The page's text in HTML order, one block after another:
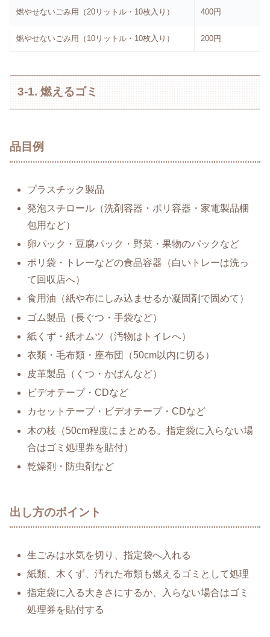
燃やせないごみ用（20リットル・10枚入り） 400円
燃やせないごみ用（10リットル・10枚入り） 200円
3-1. 燃えるゴミ
品目例
プラスチック製品
発泡スチロール（洗剤容器・ポリ容器・家電製品梱
包用など）
卵パック・豆腐パック・野菜・果物のパックなど
ポリ袋・トレーなどの食品容器（白いトレーは洗っ
て回収店へ）
食用油（紙や布にしみ込ませるか凝固剤で固めて）
ゴム製品（長ぐつ・手袋など）
紙くず・紙オムツ（汚物はトイレへ）
衣類・毛布類・座布団（50cm以内に切る）
皮革製品（くつ・かばんなど）
ビデオテープ・CDなど
カセットテープ・ビデオテープ・CDなど
木の枝（50cm程度にまとめる。指定袋に入らない場
合はゴミ処理券を貼付）
乾燥剤・防虫剤など
出し方のポイント
生ごみは水気を切り、指定袋へ入れる
紙類、木くず、汚れた布類も燃えるゴミとして処理
指定袋に入る大きさにするか、入らない場合はゴミ
処理券を貼付する